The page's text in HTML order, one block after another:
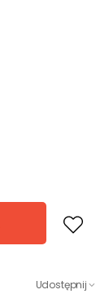
Udostępnij